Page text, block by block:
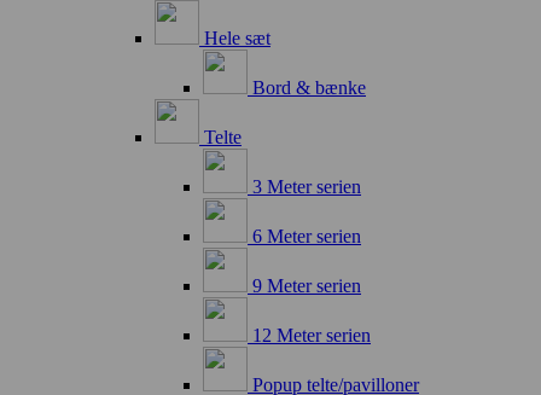
Hele sæt
Bord & bænke
Telte
3 Meter serien
6 Meter serien
9 Meter serien
12 Meter serien
Popup telte/pavilloner